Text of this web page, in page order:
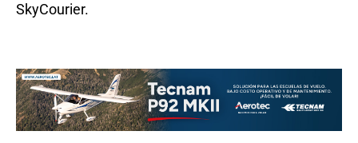
SkyCourier.